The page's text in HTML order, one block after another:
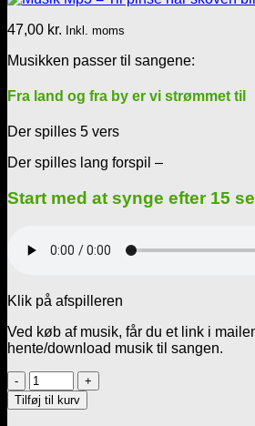
47,00 kr. Inkl. moms
Musikken passer til sangene:
Fra land og fra by er vi strømmet til
Der spilles 5 vers
Der spilles lang forspil –
Start med at synge efter 15
Klik på afspilleren
Ved køb af musik, får du et link i
hente/download musik til sangen.
Musik
Mp3
=
Tilføj til kurv